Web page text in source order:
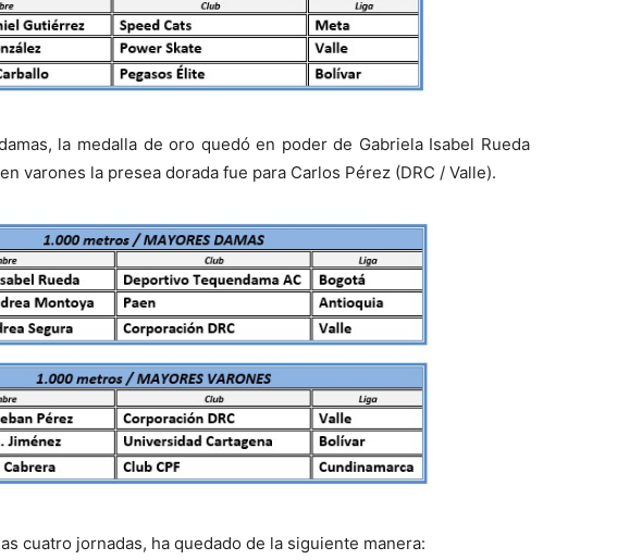
la medalla de oro quedó en poder de Gabriela Isabel Rueda
varones la presea dorada fue para Carlos Pérez (DRC / Valle).
cuatro jornadas, ha quedado de la siguiente manera: